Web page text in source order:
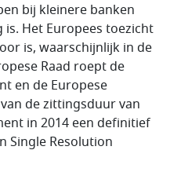
bij kleinere banken
Het Europees toezicht
is, waarschijnlijk in de
Raad roept de
en de Europese
de zittingsduur van
in 2014 een definitief
Single Resolution